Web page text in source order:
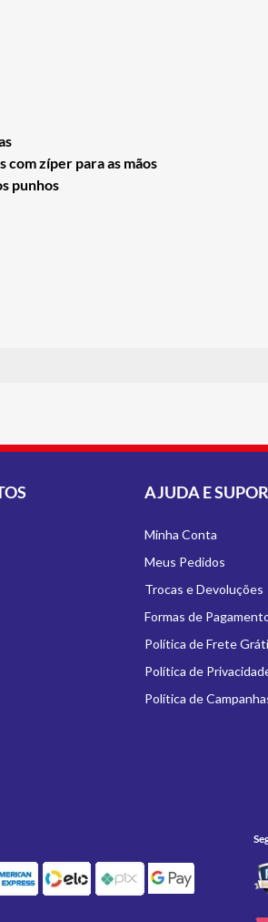
zíper para as mãos
punhos
AJUDA E
Minha Conta
Meus Pedidos
Trocas e Devoluções
Formas de
Política de Frete
Política de
Política de